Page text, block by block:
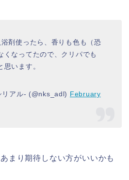
剤使ったら、香りも色も（恐
くなってたので、クリパでも
思います。
アル- (@nks_adl) February
まり期待しない方がいいかも